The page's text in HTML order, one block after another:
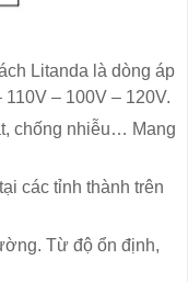
Litanda là dòng áp
– 100V – 120V.
chống nhiễu… Mang
các tỉnh thành trên
Từ độ ổn định,